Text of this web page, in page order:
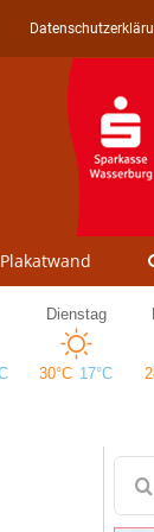
Plakatwand
nach: